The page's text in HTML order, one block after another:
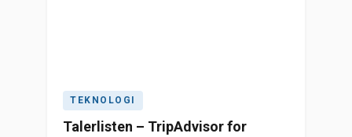
TEKNOLOGI
Talerlisten – TripAdvisor for